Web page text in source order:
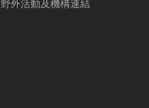
野外活動及機構連結